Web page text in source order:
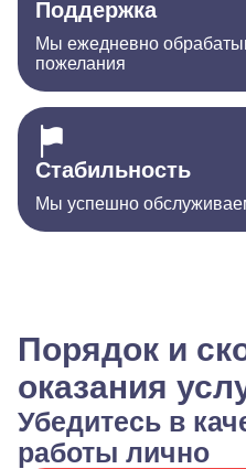
Поддержка
Мы ежедневно
пожелания
Стабильность
Мы успешно
Порядок и
оказания
Убедитесь в
работы лично